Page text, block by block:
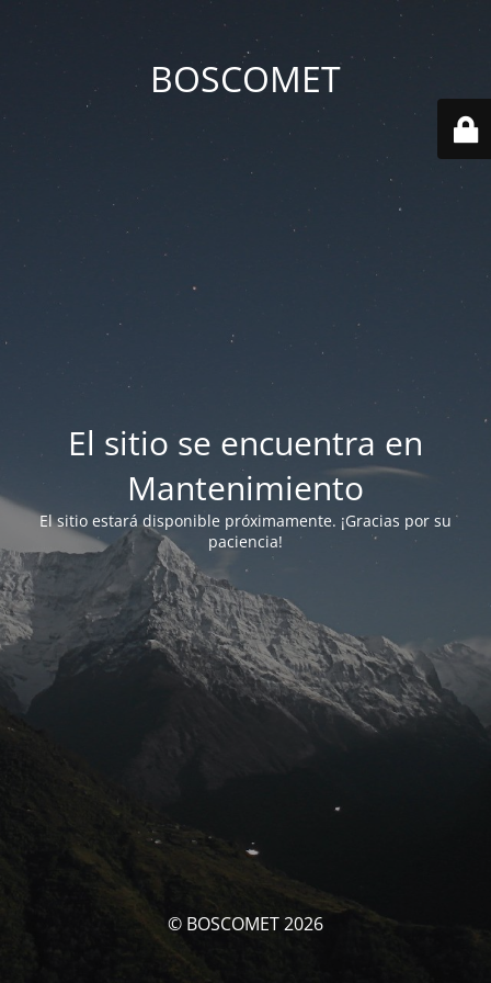
BOSCOMET
El sitio se encuentra en
Mantenimiento
El sitio estará disponible próximamente. ¡Gracias por su
paciencia!
© BOSCOMET 2026